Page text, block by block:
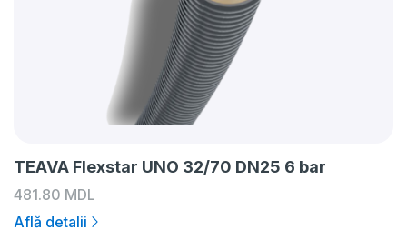
TEAVA Flexstar UNO 32/70 DN25 6 bar
481.80 MDL
Află detalii